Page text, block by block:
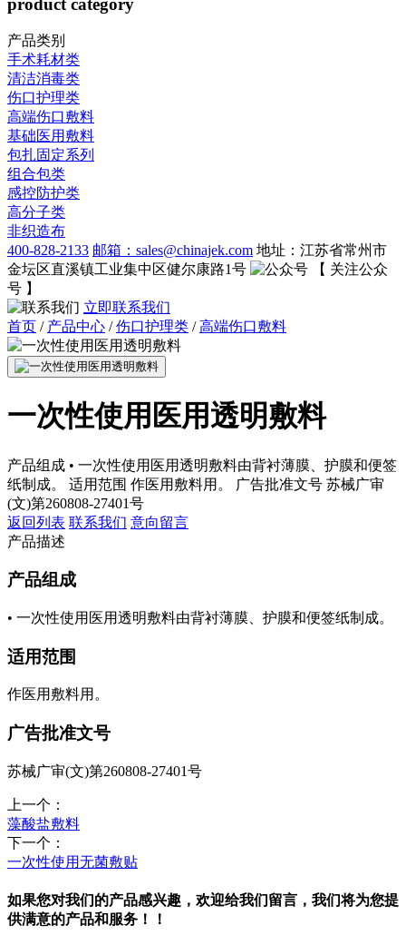
product category
产品类别
手术耗材类
清洁消毒类
伤口护理类
高端伤口敷料
基础医用敷料
包扎固定系列
组合包类
感控防护类
高分子类
非织造布
400-828-2133 邮箱：sales@chinajek.com 地址：江苏省常州市
金坛区直溪镇工业集中区健尔康路1号
【 关注公众
号 】
立即联系我们
首页 / 产品中心 /伤口护理类 /高端伤口敷料
一次性使用医用透明敷料
产品组成 • 一次性使用医用透明敷料由背衬薄膜、护膜和便签
纸制成。 适用范围 作医用敷料用。 广告批准文号 苏械广审
(文)第260808-27401号
返回列表 联系我们 意向留言
产品描述
产品组成
• 一次性使用医用透明敷料由背衬薄膜、护膜和便签纸制成。
适用范围
作医用敷料用。
广告批准文号
苏械广审(文)第260808-27401号
上一个：
藻酸盐敷料
下一个：
一次性使用无菌敷贴
如果您对我们的产品感兴趣，欢迎给我们留言，我们将为您提
供满意的产品和服务！！